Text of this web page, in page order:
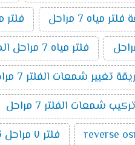
7 مراحل
فلتر مياه 7
فلتر مياه 7 مراحل الماني
تغيير شمعات الفلتر 7 مراحل تانك
شمعات الفلتر 7 مراحل
فلتر ٧ مراحل تايواني